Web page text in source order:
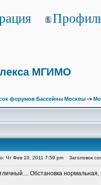
МГИМО
форумов Бассейны Москвы ->
Чт Фев 10, 2011 7:59 pm Заголовок
Обстановка